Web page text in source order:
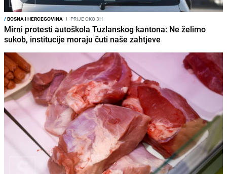
/BOSNA I HERCEGOVINA I PRIJE OKO 3H
Mirni protesti autoškola Tuzlanskog kantona: Ne želimo
sukob, institucije moraju čuti naše zahtjeve